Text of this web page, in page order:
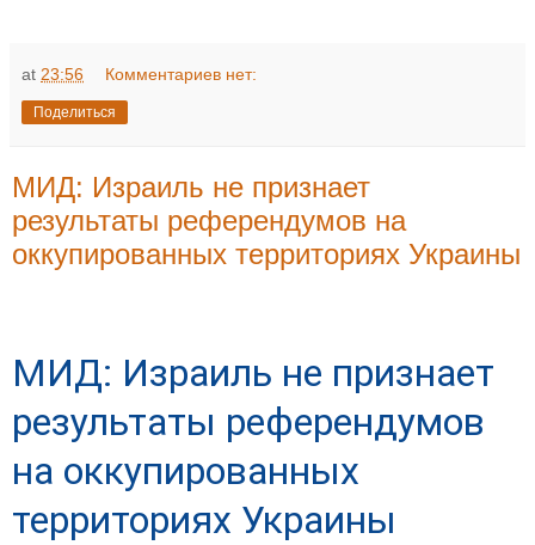
at 23:56 Комментариев нет:
Поделиться
МИД: Израиль не признает
результаты референдумов на
оккупированных территориях Украины
МИД: Израиль не признает
результаты референдумов
на оккупированных
территориях Украины